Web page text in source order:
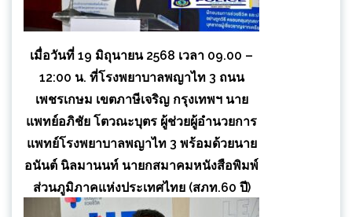
เมื่อวันที่ 19 มิถุนายน 2568 เวลา 09.00 –
12:00 น. ที่โรงพยาบาลพญาไท 3 ถนน
เพชรเกษม เขตภาษีเจริญ กรุงเทพฯ นาย
แพทย์อภิชัย โตวณะบุตร​ ผู้ช่วยผู้อำนวยการ
แพทย์โรงพยาบาลพญาไท 3 พร้อมด้วย​นาย
อนันต์​ นิลมานนท์​ นายกสมาคมหนังสือพิมพ์
ส่วนภูมิภาคแห่งประเทศไทย (สภท.60 ปี)